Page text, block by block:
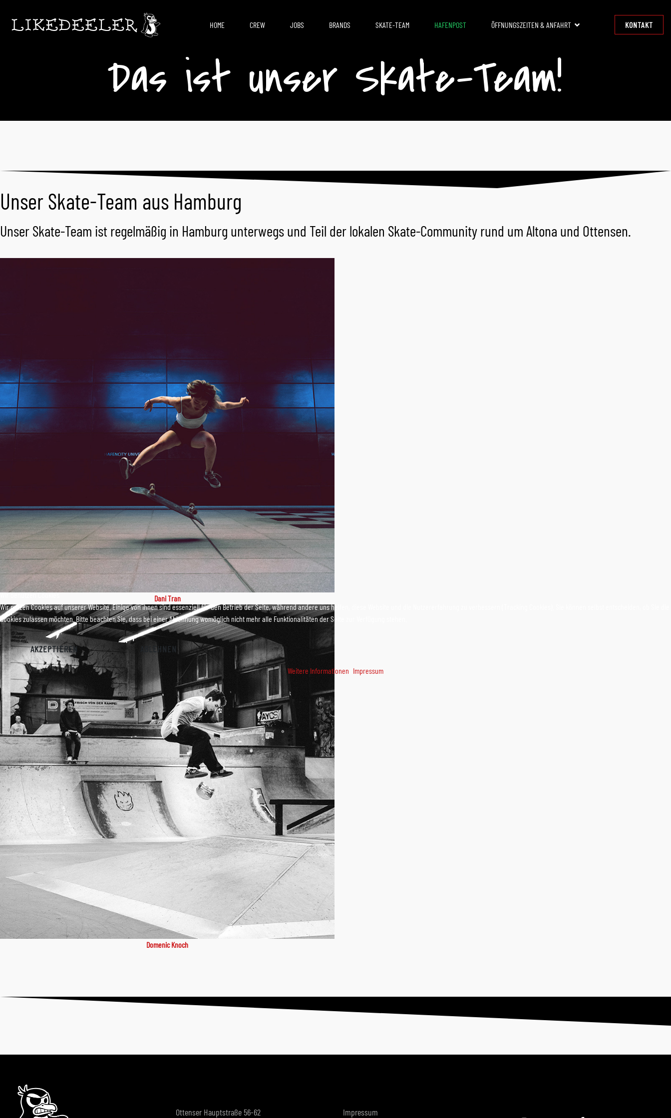
KONTAKT
HOME CREW JOBS BRANDS SKATE-TEAM HAFENPOST ÖFFNUNGSZEITEN & ANFAHRT
Das ist unser Skate-Team!
Unser Skate-Team aus Hamburg
Unser Skate-Team ist regelmäßig in Hamburg unterwegs und Teil der lokalen Skate-Community rund um Altona und Ottensen.
Dani Tran
Domenic Knoch
Ottenser Hauptstraße 56-62
Impressum
Wir benutzen Cookies
Wir nutzen Cookies auf unserer Website. Einige von ihnen sind essenziell für den Betrieb der Seite, während andere uns helfen, diese Website und die Nutzererfahrung zu verbessern (Tracking Cookies). Sie können selbst entscheiden, ob Sie die
Cookies zulassen möchten. Bitte beachten Sie, dass bei einer Ablehnung womöglich nicht mehr alle Funktionalitäten der Seite zur Verfügung stehen.
AKZEPTIEREN ABLEHNEN
Weitere Informationen Impressum